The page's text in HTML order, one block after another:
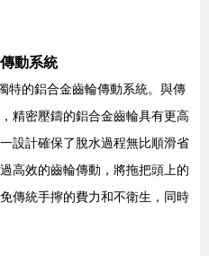
動系統
特的鋁合金齒輪傳動系統。與傳
精密壓鑄的鋁合金齒輪具有更高
設計確保了脫水過程無比順滑省
高效的齒輪傳動，將拖把頭上的
傳統手擰的費力和不衛生，同時